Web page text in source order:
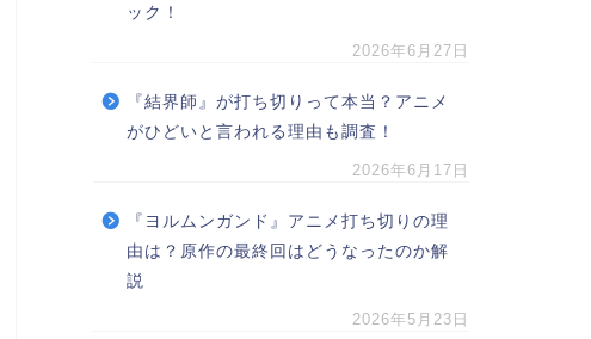
ック！
2026年6月27日
『結界師』が打ち切りって本当？アニメ
がひどいと言われる理由も調査！
2026年6月17日
『ヨルムンガンド』アニメ打ち切りの理
由は？原作の最終回はどうなったのか解
説
2026年5月23日